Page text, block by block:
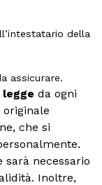
della
assicurare.
da ogni
che si
necessario
Inoltre,